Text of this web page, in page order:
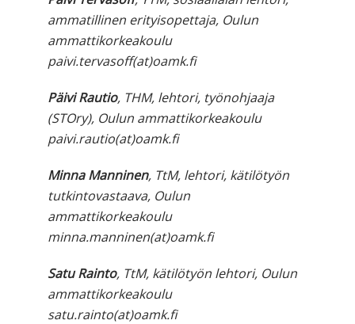
ammatillinen erityisopettaja, Oulun
ammattikorkeakoulu
paivi.tervasoff(at)oamk.fi
Päivi Rautio, THM, lehtori, työnohjaaja
(STOry), Oulun ammattikorkeakoulu
paivi.rautio(at)oamk.fi
Minna Manninen, TtM, lehtori, kätilötyön
tutkintovastaava, Oulun
ammattikorkeakoulu
minna.manninen(at)oamk.fi
Satu Rainto, TtM, kätilötyön lehtori, Oulun
ammattikorkeakoulu
satu.rainto(at)oamk.fi